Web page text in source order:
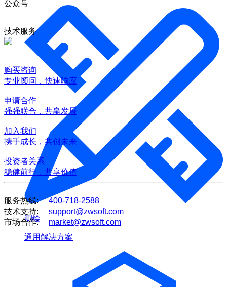
测绘
通用解决方案
公众号
技术服务
购买咨询
专业顾问，快速响应
申请合作
强强联合，共赢发展
加入我们
携手成长，共创未来
投资者关系
稳健前行，共享价值
服务热线: 400-718-2588
技术支持:
support@zwsoft.com
市场合作:
market@zwsoft.com